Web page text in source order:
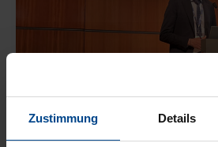
Zustimmung Details
“Road to 2030”: Jingold
brand globale a Macfrut